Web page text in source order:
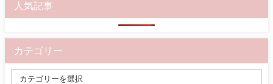
人気記事
カテゴリー